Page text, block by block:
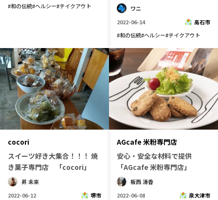
#和の伝統#ヘルシー#テイクアウト
ワニ
2022-06-14
高石市
#和の伝統#ヘルシー#テイクアウト
cocori
スイーツ好き大集合！！！ 焼
き菓子専門店 「cocori」
昇 未来
2022-06-12
堺市
AGcafe 米粉専門店
安心・安全な材料で提供
「AGcafe 米粉専門店」
板西 清香
2022-06-08
泉大津市